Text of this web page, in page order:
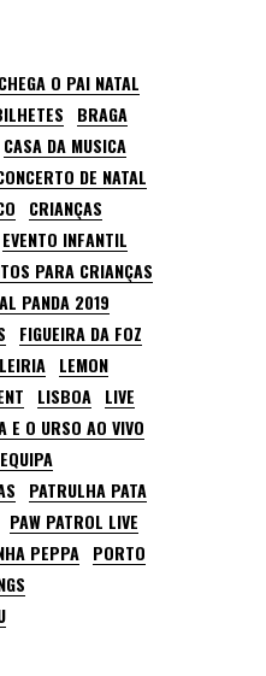
O PAI NATAL
BRAGA
CASA DA MUSICA
DE NATAL
CRIANÇAS
EVENTO INFANTIL
PARA CRIANÇAS
PANDA 2019
FIGUEIRA DA FOZ
LEIRIA LEMON
LISBOA LIVE
E O URSO AO VIVO
PATRULHA PATA
PAW PATROL LIVE
PEPPA PORTO